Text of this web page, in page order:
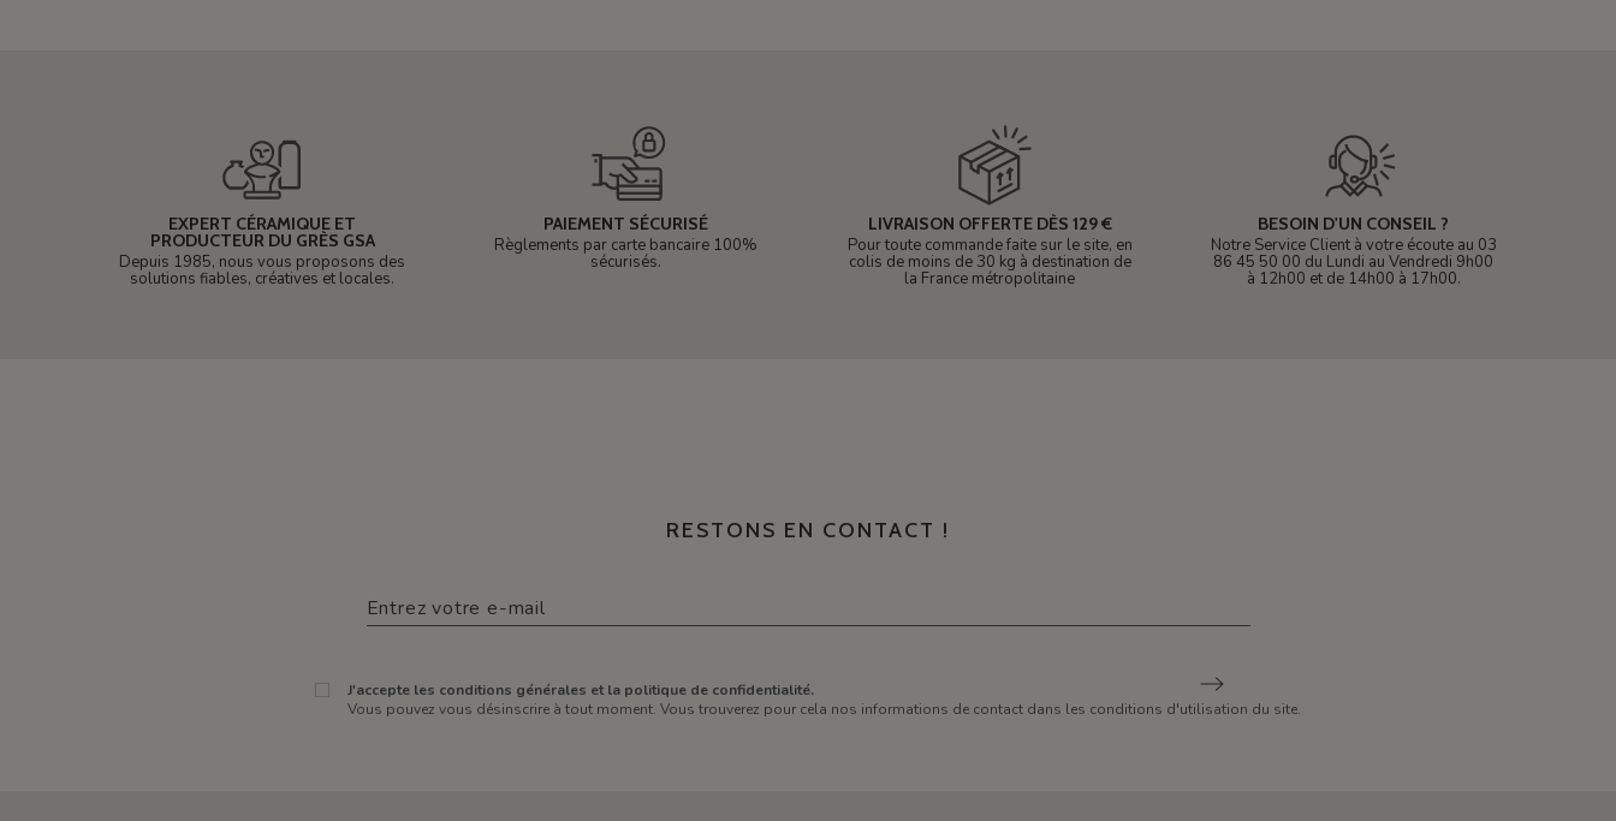
EXPERT CÉRAMIQUE ET
PRODUCTEUR DU GRÈS GSA
Depuis 1985, nous vous proposons des
solutions fiables, créatives et locales.
PAIEMENT SÉCURISÉ
Règlements par carte bancaire 100%
sécurisés.
LIVRAISON OFFERTE DÈS 129 €
Pour toute commande faite sur le site, en
colis de moins de 30 kg à destination de
la France métropolitaine
BESOIN D'UN CONSEIL ?
Notre Service Client à votre écoute au 03
86 45 50 00 du Lundi au Vendredi 9h00
à 12h00 et de 14h00 à 17h00.
RESTONS EN CONTACT !
J'accepte les conditions générales et la politique de confidentialité.
Vous pouvez vous désinscrire à tout moment. Vous trouverez pour cela nos informations de contact dans les conditions d'utilisation du site.